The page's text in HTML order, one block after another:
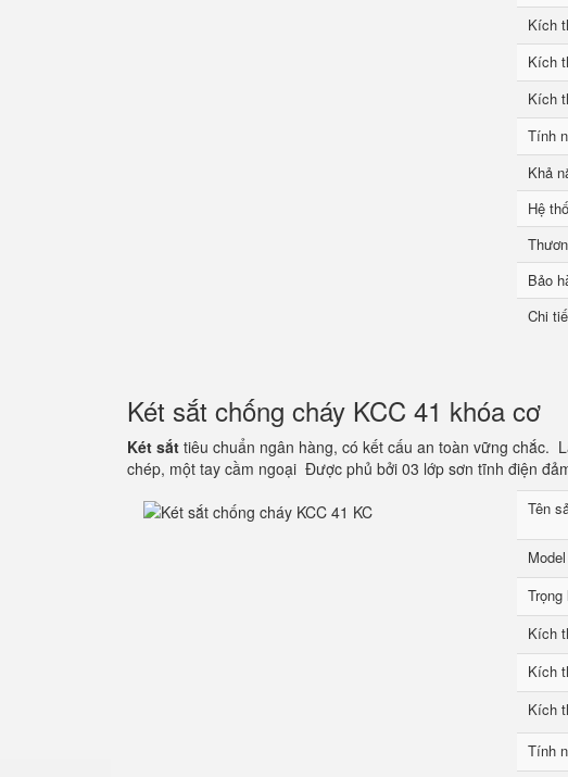
Kích
Kích
Kích
Tính
Khả
Hệ
Bảo
Chi
Két sắt chống cháy KCC 41 khóa cơ
Két sắt tiêu chuẩn ngân hàng, có kết cấu an toàn vững chắc.
chép, một tay cầm ngoại Được phủ bởi 03 lớp sơn tĩnh điện
Tên
Model
Trọng
Kích
Kích
Kích
Tính